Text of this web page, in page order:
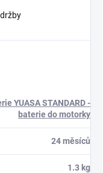
YUASA STANDARD -
baterie do motorky
24 měsíců
1.3 kg